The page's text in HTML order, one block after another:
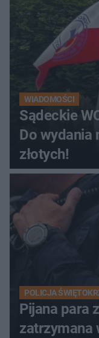
WIADOMOŚCI
Sądeckie
Do wydania
złotych!
POLICJA
Pijana para
zatrzymana